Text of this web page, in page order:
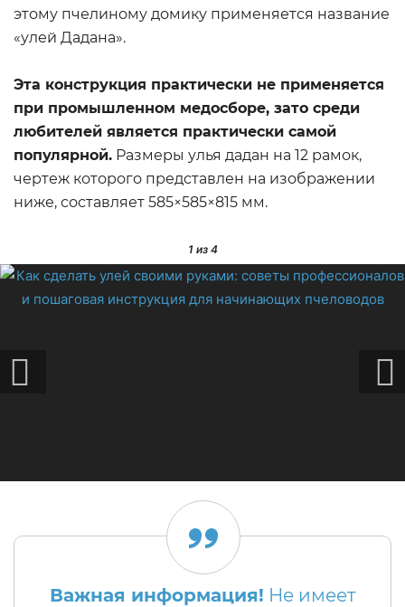
этому пчелиному домику применяется название
«улей Дадана».
Эта конструкция практически не применяется
при промышленном медосборе, зато среди
любителей является практически самой
популярной. Размеры улья дадан на 12 рамок,
чертеж которого представлен на изображении
ниже, составляет 585×585×815 мм.
1из 4
Важная информация! Не имеет